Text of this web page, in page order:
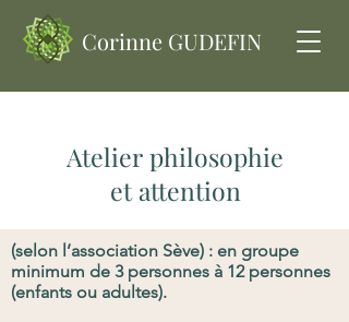
Corinne GUDEFIN
Atelier philosophie et attention Lyon,
Larajasse, Saint Symphorien sur Coise, Saint
Martin en Haut. Corinne Gudefin
Atelier philosophie
et attention
(selon l’association Sève) : en groupe
minimum de 3 personnes à 12 personnes
(enfants ou adultes).